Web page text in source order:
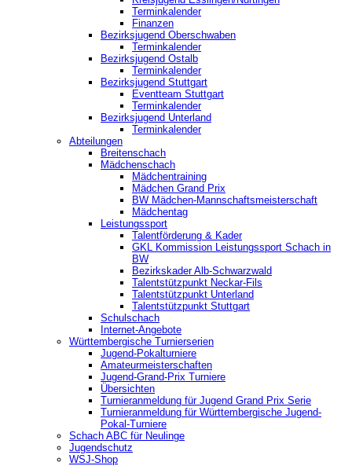
Terminkalender
Finanzen
Bezirksjugend Oberschwaben
Terminkalender
Bezirksjugend Ostalb
Terminkalender
Bezirksjugend Stuttgart
‎Eventteam Stuttgart
Terminkalender
Bezirksjugend Unterland
Terminkalender
Abteilungen
Breitenschach
Mädchenschach
Mädchentraining
Mädchen Grand Prix
BW Mädchen-Mannschaftsmeisterschaft
Mädchentag
Leistungssport
Talentförderung & Kader
GKL Kommission Leistungssport Schach in
BW
Bezirkskader Alb-Schwarzwald
Talentstützpunkt Neckar-Fils
Talentstützpunkt Unterland
Talentstützpunkt Stuttgart
Schulschach
Internet-Angebote
Württembergische Turnierserien
Jugend-Pokalturniere
Amateurmeisterschaften
Jugend-Grand-Prix Turniere
Übersichten
Turnieranmeldung für Jugend Grand Prix Serie
Turnieranmeldung für Württembergische Jugend-
Pokal-Turniere
Schach ABC für Neulinge
Jugendschutz
WSJ-Shop